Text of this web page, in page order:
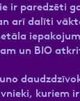
ir paredzēti
arī dalīti
un BIO
kuriem ir